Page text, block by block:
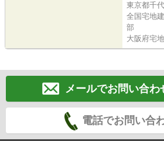
東京都千
全国宅地
部
大阪府宅
メールでお問い合わ
電話でお問い合